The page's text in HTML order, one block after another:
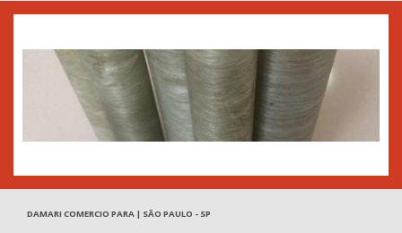
DAMARI COMERCIO PARA | SÃO PAULO - SP